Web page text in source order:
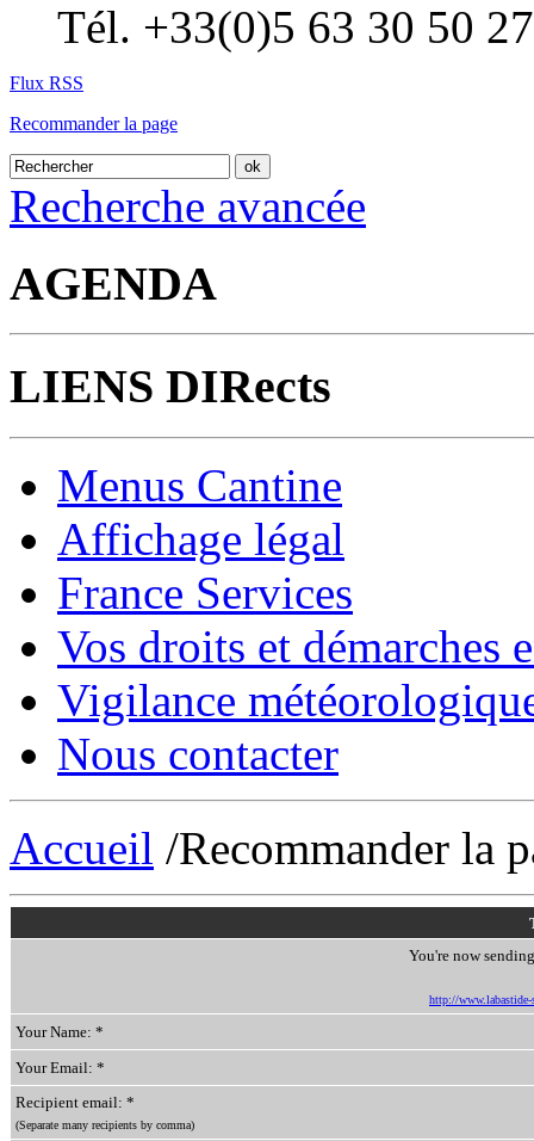
Tél. +33(0)5 63 30 50 27
Flux RSS
Recommander la page
Recherche avancée
AGENDA
LIENS DIRects
Menus Cantine
Affichage légal
France Services
Vos droits et démarches
Vigilance
Nous contacter
Accueil /Recommander la
You're now
http://
Your Name: *
Your Email: *
Recipient email: *
(Separate many recipients by comma)